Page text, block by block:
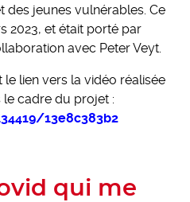
jeunes vulnérables. Ce
2023, et était porté par
avec Peter Veyt.
lien vers la vidéo réalisée
cadre du projet :
13e8c383b2
qui me